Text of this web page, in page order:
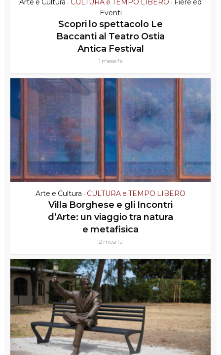
Arte e Cultura • CULTURA e TEMPO LIBERO • Fiere ed
Eventi
Scopri lo spettacolo Le
Baccanti al Teatro Ostia
Antica Festival
1 mese fa
Arte e Cultura • CULTURA e TEMPO LIBERO
Villa Borghese e gli Incontri
d’Arte: un viaggio tra natura
e metafisica
2 mesi fa